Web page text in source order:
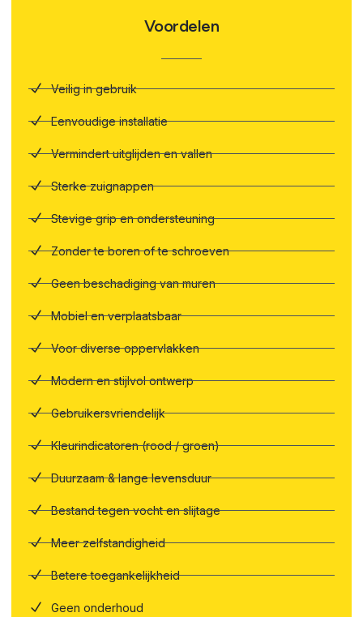
Voordelen
Veilig in gebruik
Eenvoudige installatie
Vermindert uitglijden en vallen
Sterke zuignappen
Stevige grip en ondersteuning
Zonder te boren of te schroeven
Geen beschadiging van muren
Mobiel en verplaatsbaar
Voor diverse oppervlakken
Modern en stijlvol ontwerp
Gebruikersvriendelijk
Kleurindicatoren (rood / groen)
Duurzaam & lange levensduur
Bestand tegen vocht en slijtage
Meer zelfstandigheid
Betere toegankelijkheid
Geen onderhoud